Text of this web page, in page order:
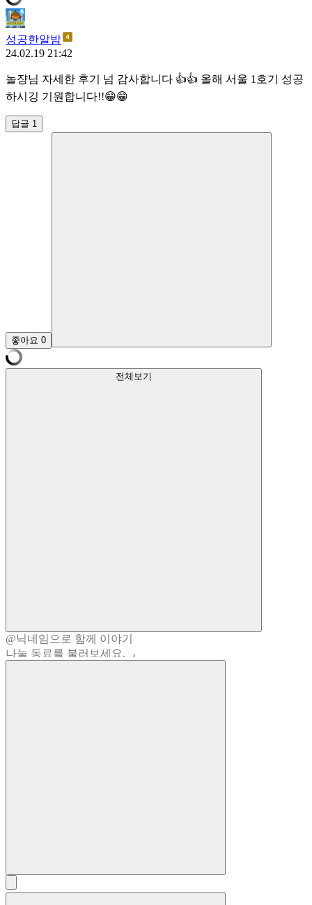
성공한알밤
24.02.19 21:42
놀쟝님 자세한 후기 넘 감사합니다 👍👍 올해 서울 1호기 성공
하시깅 기원합니다!!😁😁
답글 1
좋아요 0
전체보기